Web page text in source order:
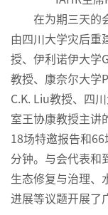
在为期三天的
由四川大学灾后重
授、伊利诺伊大学
教授、康奈尔大学
C.K. Liu教授、四
室王协康教授主讲
18场特邀报告和
分钟。与会代表和
生态修复与治理、
进展等议题开展了